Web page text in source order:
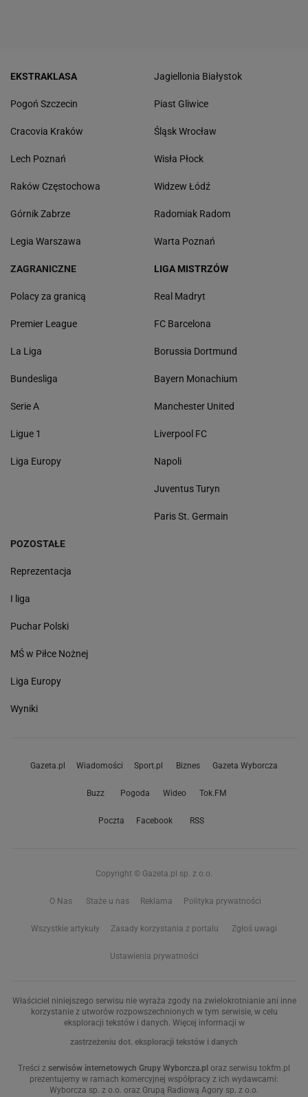
EKSTRAKLASA
Pogoń Szczecin
Cracovia Kraków
Lech Poznań
Raków Częstochowa
Górnik Zabrze
Legia Warszawa
Jagiellonia Białystok
Piast Gliwice
Śląsk Wrocław
Wisła Płock
Widzew Łódź
Radomiak Radom
Warta Poznań
ZAGRANICZNE
Polacy za granicą
Premier League
La Liga
Bundesliga
Serie A
Ligue 1
Liga Europy
LIGA MISTRZÓW
Real Madryt
FC Barcelona
Borussia Dortmund
Bayern Monachium
Manchester United
Liverpool FC
Napoli
Juventus Turyn
Paris St. Germain
POZOSTAŁE
Reprezentacja
I liga
Puchar Polski
MŚ w Piłce Nożnej
Liga Europy
Wyniki
Gazeta.pl Wiadomości Sport.pl Biznes Gazeta Wyborcza
Buzz Pogoda Wideo Tok.FM
Poczta Facebook RSS
Copyright © Gazeta.pl sp. z o.o.
O Nas Staże u nas Reklama Polityka prywatności
Wszystkie artykuły Zasady korzystania z portalu Zgłoś uwagi
Ustawienia prywatności
Właściciel niniejszego serwisu nie wyraża zgody na zwielokrotnianie ani inne
korzystanie z utworów rozpowszechnionych w tym serwisie, w celu
eksploracji tekstów i danych. Więcej informacji w
zastrzeżeniu dot. eksploracji tekstów i danych
Treści z serwisów internetowych Grupy Wyborcza.pl oraz serwisu tokfm.pl
prezentujemy w ramach komercyjnej współpracy z ich wydawcami:
Wyborcza sp. z o.o. oraz Grupą Radiową Agory sp. z o.o.